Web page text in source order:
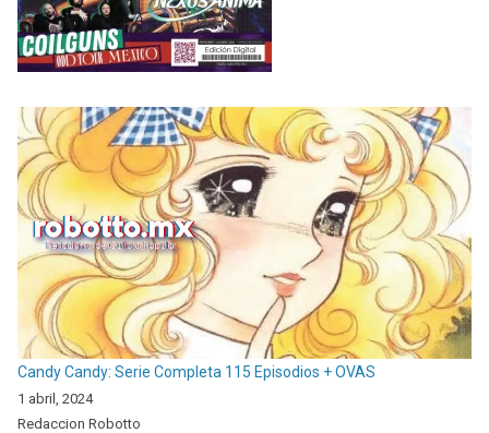
Candy Candy: Serie Completa 115 Episodios + OVAS
1 abril, 2024
Redaccion Robotto